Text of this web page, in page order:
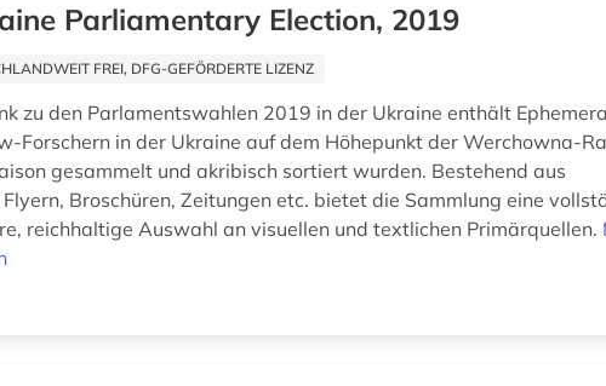
Parliamentary Election, 2019
FREI, DFG-GEFÖRDERTE LIZENZ
zu den Parlamentswahlen 2019 in der Ukraine enthält
Forschern in der Ukraine auf dem Höhepunkt der Werchowna-
gesammelt und akribisch sortiert wurden. Bestehend aus
Broschüren, Zeitungen etc. bietet die Sammlung eine
reichhaltige Auswahl an visuellen und textlichen Primärquellen.